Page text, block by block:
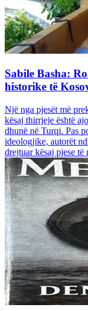
Sabile Basha:
historike të
Një nga pjesët më
kësaj thirrjeje është
dhunë në Turqi. Pas
ideologjike, autorët
drejtuar kësaj pjese të